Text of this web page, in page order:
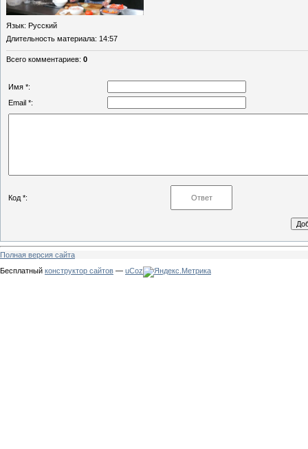
Язык: Русский
Длительность материала: 14:57
Всего комментариев: 0
Имя *:
Email *:
Код *:
Полная версия сайта
Бесплатный конструктор сайтов — uCoz